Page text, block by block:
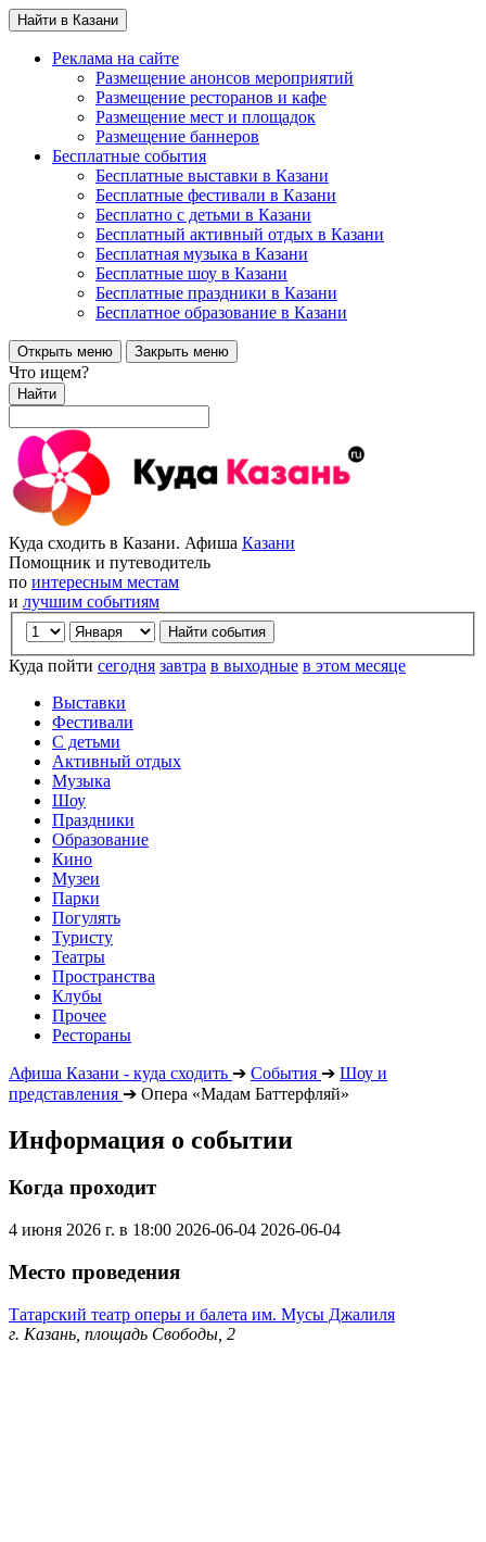
Найти в Казани
Реклама на сайте
Размещение анонсов мероприятий
Размещение ресторанов и кафе
Размещение мест и площадок
Размещение баннеров
Бесплатные события
Бесплатные выставки в Казани
Бесплатные фестивали в Казани
Бесплатно с детьми в Казани
Бесплатный активный отдых в Казани
Бесплатная музыка в Казани
Бесплатные шоу в Казани
Бесплатные праздники в Казани
Бесплатное образование в Казани
Открыть меню Закрыть меню
Что ищем?
Найти
Куда сходить в Казани. Афиша Казани
Помощник и путеводитель
по интересным местам
и лучшим событиям
Куда пойти сегодня завтра в выходные в этом месяце
Выставки
Фестивали
С детьми
Активный отдых
Музыка
Шоу
Праздники
Образование
Кино
Музеи
Парки
Погулять
Туристу
Театры
Пространства
Клубы
Прочее
Рестораны
Афиша Казани - куда сходить ➔ События ➔ Шоу и
представления ➔ Опера «Мадам Баттерфляй»
Информация о событии
Когда проходит
4 июня 2026 г. в 18:00 2026-06-04 2026-06-04
Место проведения
Татарский театр оперы и балета им. Мусы Джалиля
г. Казань, площадь Свободы, 2